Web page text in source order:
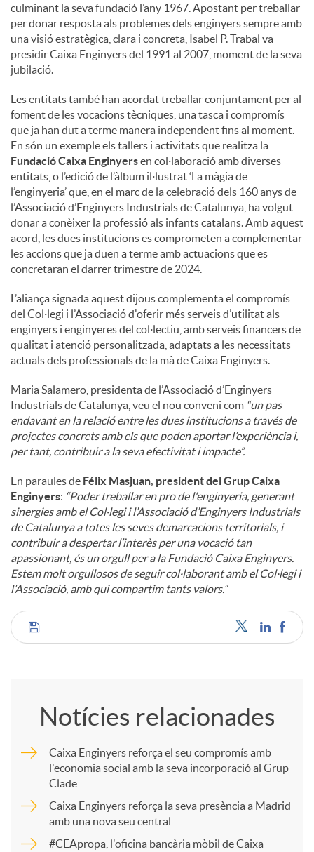
culminant la seva fundació l’any 1967. Apostant per treballar
per donar resposta als problemes dels enginyers sempre amb
una visió estratègica, clara i concreta, Isabel P. Trabal va
presidir Caixa Enginyers del 1991 al 2007, moment de la seva
jubilació.
Les entitats també han acordat treballar conjuntament per al
foment de les vocacions tècniques, una tasca i compromís
que ja han dut a terme manera independent fins al moment.
En són un exemple els tallers i activitats que realitza la
Fundació Caixa Enginyersen col·laboració amb diverses
entitats, o l’edició de l’àlbum il·lustrat ‘La màgia de
l’enginyeria’ que, en el marc de la celebració dels 160 anys de
l’Associació d’Enginyers Industrials de Catalunya, ha volgut
donar a conèixer la professió als infants catalans. Amb aquest
acord, les dues institucions es comprometen a complementar
les accions que ja duen a terme amb actuacions que es
concretaran el darrer trimestre de 2024.
L’aliança signada aquest dijous complementa el compromís
del Col·legi i l’Associació d'oferir més serveis d’utilitat als
enginyers i enginyeres del col·lectiu, amb serveis financers de
qualitat i atenció personalitzada, adaptats a les necessitats
actuals dels professionals de la mà de Caixa Enginyers.
Maria Salamero, presidenta de l’Associació d’Enginyers
Industrials de Catalunya, veu el nou conveni com “un pas
endavant en la relació entre les dues institucions a través de
projectes concrets amb els que poden aportar l’experiència i,
per tant, contribuir a la seva efectivitat i impacte”.
En paraules de Félix Masjuan, president del Grup Caixa
Enginyers: “Poder treballar en pro de l'enginyeria, generant
sinergies amb el Col·legi i l’Associació d’Enginyers Industrials
de Catalunya a totes les seves demarcacions territorials, i
contribuir a despertar l’interès per una vocació tan
apassionant, és un orgull per a la Fundació Caixa Enginyers.
Estem molt orgullosos de seguir col·laborant amb el Col·legi i
l’Associació, amb qui compartim tants valors.”
C
m
Notícies relacionades
Caixa Enginyers reforça el seu compromís amb
l'economia social amb la seva incorporació al Grup
Clade
Caixa Enginyers reforça la seva presència a Madrid
amb una nova seu central
#CEApropa, l'oficina bancària mòbil de Caixa